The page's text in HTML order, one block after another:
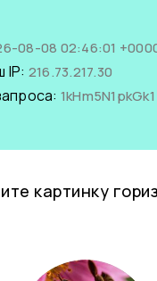
08-08 02:46:01
IP: 216.73.217.30
1kHm5N1pkGk1
картинку